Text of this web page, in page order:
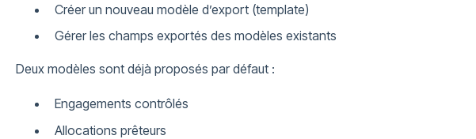
Créer un nouveau modèle d’export (template)
Gérer les champs exportés des modèles existants
Deux modèles sont déjà proposés par défaut :
Engagements contrôlés
Allocations prêteurs